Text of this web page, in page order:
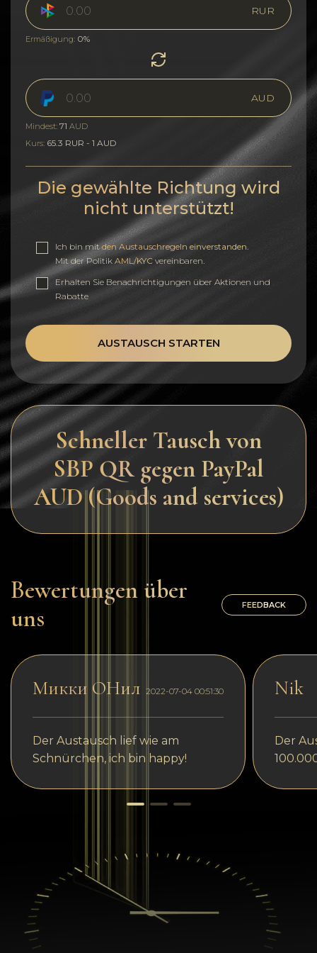
RUR
Ermäßigung: 0%
AUD
Mindest: 71 AUD
Kurs: 65.3 RUR - 1 AUD
Die gewählte Richtung wird
nicht unterstützt!
Ich bin mitden Austauschregeln einverstanden
Mit der Politik AML/KYC vereinbaren.
Erhalten Sie Benachrichtigungen über Aktionen und
Rabatte
AUSTAUSCH STARTEN
Schneller Tausch von
SBP QR gegen PayPal
AUD (Goods and services)
Bewertungen über
uns
FEEDBACK
Микки ОНил 2022-07-04 00:51:30
Der Austausch lief wie am
Schnürchen, ich bin happy!
Nik
Der